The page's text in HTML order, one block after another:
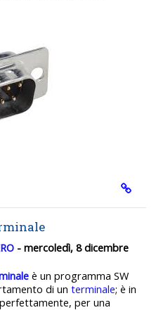
- mercoledì, 8 dicembre
è un programma SW
di un terminale; è in
per una